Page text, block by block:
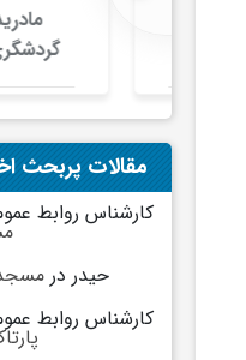
مادرید
گردشگری
مقالات پربحث
کارشناس روابط
حیدردر
کارشناس روابط